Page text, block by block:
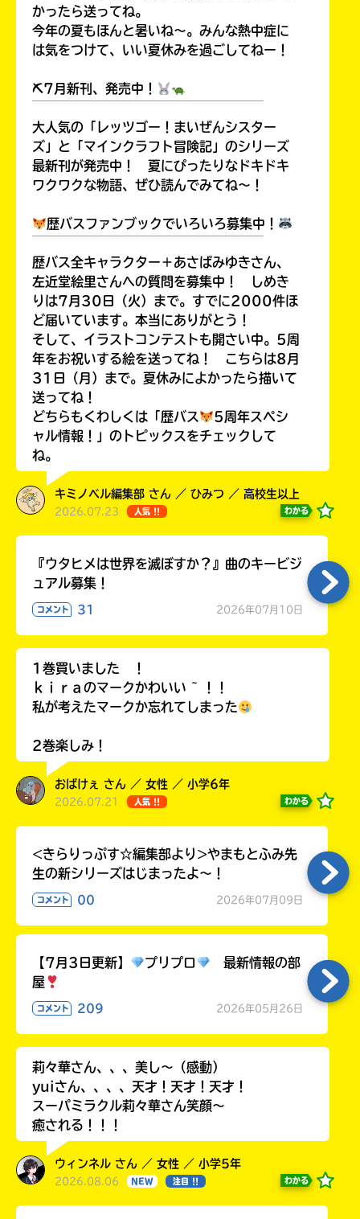
かったら送ってね。
今年の夏もほんと暑いね～。みんな熱中症に
は気をつけて、いい夏休みを過ごしてねー！
⛏7月新刊、発売中！
大人気の「レッツゴー！まいぜんシスター
ズ」と「マインクラフト冒険記」のシリーズ
最新刊が発売中！ 夏にぴったりなドキドキ
ワクワクな物語、ぜひ読んでみてね～！
歴バスファンブックでいろいろ募集中！
歴バス全キャラクター＋あさばみゆきさん、
左近堂絵里さんへの質問を募集中！ しめき
りは7月30日（火）まで。すでに2000件ほ
ど届いています。本当にありがとう！
そして、イラストコンテストも開さい中。5周
年をお祝いする絵を送ってね！ こちらは8月
31日（月）まで。夏休みによかったら描いて
送ってね！
どちらもくわしくは「歴バス
5周年スペシ
ャル情報！」のトピックスをチェックして
ね。
キミノベル編集部 さん ／ ひみつ ／ 高校生以上
2026.07.23 人気 !! わかる
『ウタヒメは世界を滅ぼすか？』曲のキービジ
ュアル募集！
コメント 31 2026年07月10日
1巻買いました ！
ｋｉｒａのマークかわいい ~ ！！
私が考えたマークか忘れてしまった
2巻楽しみ！
おばけぇ さん ／ 女性 ／ 小学6年
2026.07.21 人気 !! わかる
<きらりっぷす☆編集部より>やまもとふみ先
生の新シリーズはじまったよ～！
コメント 00 2026年07月09日
【7月3日更新】 プリプロ
最新情報の部
屋
コメント 209 2026年05月26日
莉々華さん、、、美し〜（感動）
yuiさん、、、、天才！天才！天才！
スーパミラクル莉々華さん笑顔〜
癒される！！！
ウィンネル さん ／ 女性 ／ 小学5年
2026.08.06 NEW 注目 !! わかる